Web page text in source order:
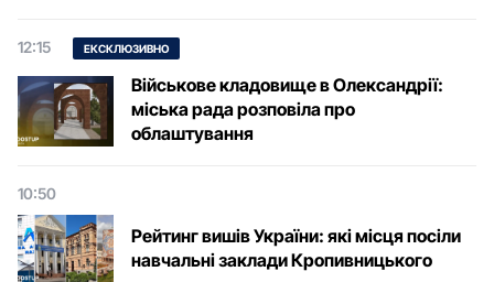
12:15 ЕКСКЛЮЗИВНО
Військове кладовище в Олександрії:
міська рада розповіла про
облаштування
10:50
Рейтинг вишів України: які місця посіли
навчальні заклади Кропивницького